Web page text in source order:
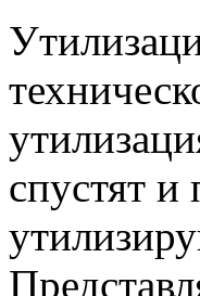
спустят и